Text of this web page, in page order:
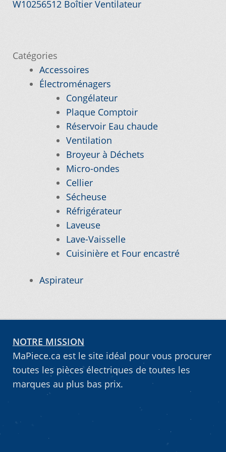
Demande de parution
Informations pour la livraison ou la cueillette
Joindre le Service à la Clientèle
Laveuse Whirlpool, je désire voir….
Mon compte
Nos promotions
Notre objectif
Pour quel type d’appareil ?
Si vous ne trouvez pas la pièce que vous
cherchez, on l’ajoute pour vous !
Navigation
Article
W10256512 Boîtier Ventilateur
Catégories
Accessoires
Électroménagers
Congélateur
Plaque Comptoir
Réservoir Eau chaude
Ventilation
Broyeur à Déchets
Micro-ondes
Cellier
Sécheuse
Réfrigérateur
Laveuse
Lave-Vaisselle
Cuisinière et Four encastré
Aspirateur
NOTRE MISSION
MaPiece.ca est le site idéal pour vous procurer
toutes les pièces électriques de toutes les
marques au plus bas prix.